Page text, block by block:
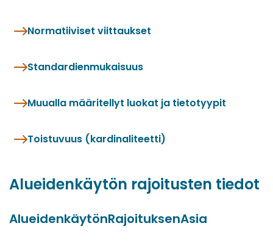
Normatiiviset viittaukset
Standardienmukaisuus
Muualla määritellyt luokat ja tietotyypit
Toistuvuus (kardinaliteetti)
Alueidenkäytön rajoitusten tiedot
AlueidenkäytönRajoituksenAsia